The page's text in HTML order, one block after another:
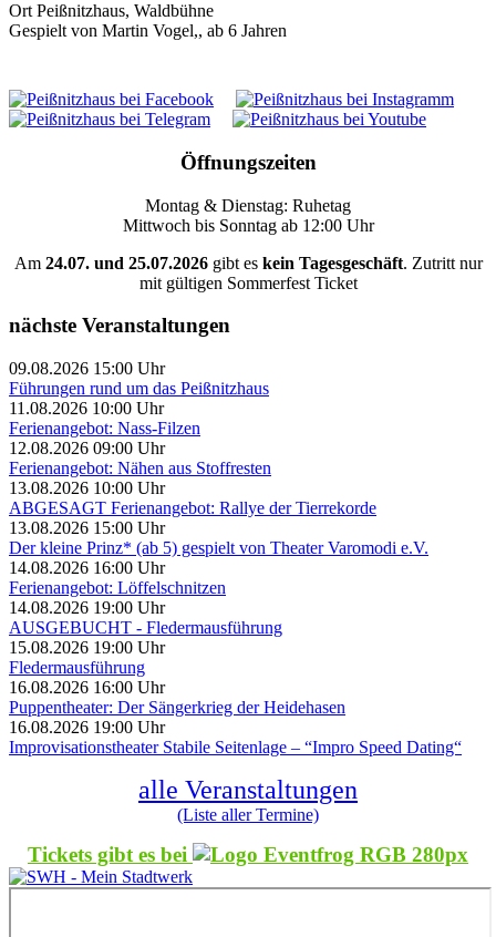
Ort Peißnitzhaus, Waldbühne
Gespielt von Martin Vogel,, ab 6 Jahren
Öffnungszeiten
Montag & Dienstag: Ruhetag
Mittwoch bis Sonntag ab 12:00 Uhr
Am 24.07. und 25.07.2026gibt eskein Tagesgeschäft. Zutritt nur
mit gültigen Sommerfest Ticket
nächste Veranstaltungen
09.08.2026 15:00 Uhr
Führungen rund um das Peißnitzhaus
11.08.2026 10:00 Uhr
Ferienangebot: Nass-Filzen
12.08.2026 09:00 Uhr
Ferienangebot: Nähen aus Stoffresten
13.08.2026 10:00 Uhr
ABGESAGT Ferienangebot: Rallye der Tierrekorde
13.08.2026 15:00 Uhr
Der kleine Prinz* (ab 5) gespielt von Theater Varomodi e.V.
14.08.2026 16:00 Uhr
Ferienangebot: Löffelschnitzen
14.08.2026 19:00 Uhr
AUSGEBUCHT - Fledermausführung
15.08.2026 19:00 Uhr
Fledermausführung
16.08.2026 16:00 Uhr
Puppentheater: Der Sängerkrieg der Heidehasen
16.08.2026 19:00 Uhr
Improvisationstheater Stabile Seitenlage – “Impro Speed Dating“
alle Veranstaltungen
(Liste aller Termine)
Tickets gibt es bei